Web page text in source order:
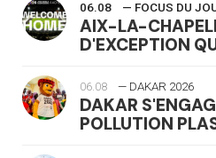
06.08 — FOCUS DU
AIX-LA-
D'EXCEPTION
06.08 — DAKAR 2026
DAKAR
POLLUTION